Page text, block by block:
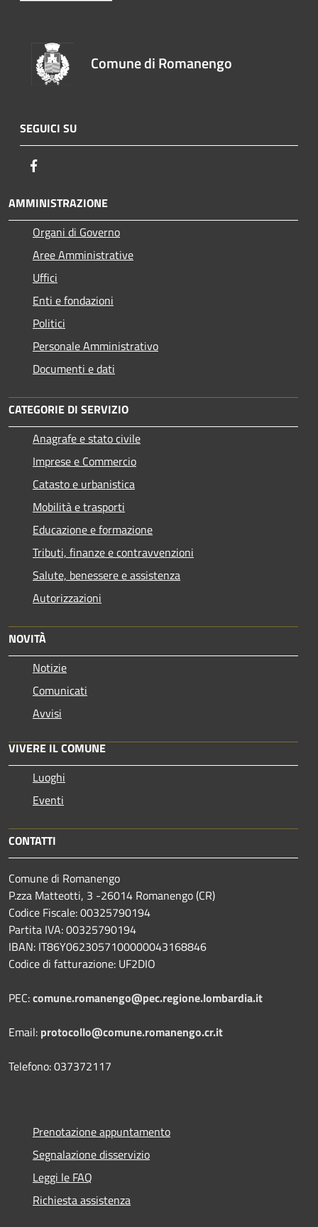
Comune di Romanengo
SEGUICI SU
AMMINISTRAZIONE
Organi di Governo
Aree Amministrative
Uffici
Enti e fondazioni
Politici
Personale Amministrativo
Documenti e dati
CATEGORIE DI SERVIZIO
Anagrafe e stato civile
Imprese e Commercio
Catasto e urbanistica
Mobilità e trasporti
Educazione e formazione
Tributi, finanze e contravvenzioni
Salute, benessere e assistenza
Autorizzazioni
NOVITÀ
Notizie
Comunicati
Avvisi
VIVERE IL COMUNE
Luoghi
Eventi
CONTATTI
Comune di Romanengo
P.zza Matteotti, 3 -26014 Romanengo (CR)
Codice Fiscale: 00325790194
Partita IVA: 00325790194
IBAN: IT86Y0623057100000043168846
Codice di fatturazione: UF2DIO
PEC:comune.romanengo@pec.regione.lombardia.it
Email: protocollo@comune.romanengo.cr.it
Telefono: 037372117
Prenotazione appuntamento
Segnalazione disservizio
Leggi le FAQ
Richiesta assistenza